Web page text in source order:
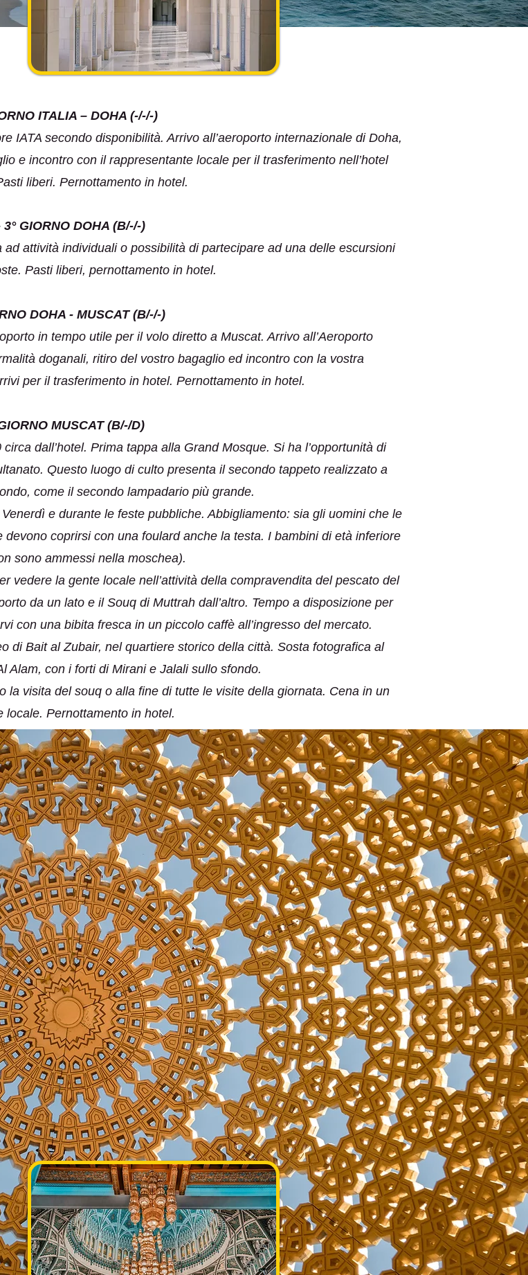
ITALIA – DOHA (-/-/-)
IATA secondo disponibilità. Arrivo all’aeroporto internazionale di Doha,
e incontro con il rappresentante locale per il trasferimento nell’hotel
liberi. Pernottamento in hotel.
3° GIORNO DOHA (B/-/-)
attività individuali o possibilità di partecipare ad una delle escursioni
Pasti liberi, pernottamento in hotel.
DOHA - MUSCAT (B/-/-)
in tempo utile per il volo diretto a Muscat. Arrivo all’Aeroporto
doganali, ritiro del vostro bagaglio ed incontro con la vostra
per il trasferimento in hotel. Pernottamento in hotel.
MUSCAT (B/-/D)
dall’hotel. Prima tappa alla Grand Mosque. Si ha l’opportunità di
Questo luogo di culto presenta il secondo tappeto realizzato a
come il secondo lampadario più grande.
e durante le feste pubbliche. Abbigliamento: sia gli uomini che le
coprirsi con una foulard anche la testa. I bambini di età inferiore
sono ammessi nella moschea).
vedere la gente locale nell’attività della compravendita del pescato del
da un lato e il Souq di Muttrah dall’altro. Tempo a disposizione per
con una bibita fresca in un piccolo caffè all’ingresso del mercato.
di Bait al Zubair, nel quartiere storico della città. Sosta fotografica al
Alam, con i forti di Mirani e Jalali sullo sfondo.
la visita del souq o alla fine di tutte le visite della giornata. Cena in un
locale. Pernottamento in hotel.